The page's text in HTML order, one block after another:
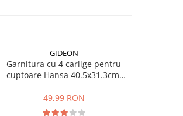
GIDEON
Garnitura cu 4 carlige pentru
cuptoare Hansa 40.5x31.3cm,
BOE, 1092, 1093, 8066308,
8065348
49,99 RON